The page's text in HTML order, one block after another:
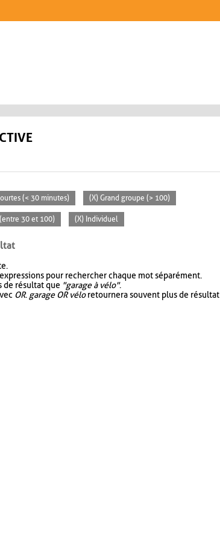
(< 30 minutes) (X) Grand groupe (> 100)
30 et 100) (X) Individuel
pour rechercher chaque mot séparément.
de résultat que "garage à vélo".
OR. garage OR véloretournera souvent plus de résultat